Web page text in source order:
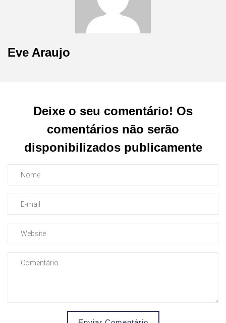
Eve Araujo
Deixe o seu comentário! Os
comentários não serão
disponibilizados publicamente